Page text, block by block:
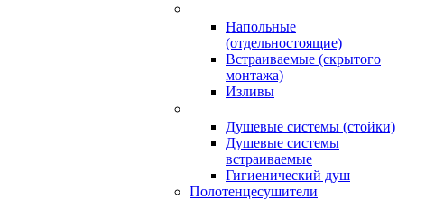
Напольные
(отдельностоящие)
Встраиваемые (скрытого
монтажа)
Изливы
Душевые системы (стойки)
Душевые системы
встраиваемые
Гигиенический душ
Полотенцесушители